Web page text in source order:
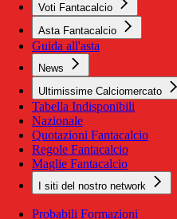
Voti Fantacalcio
Asta Fantacalcio
Guida all'asta
News
Ultimissime Calciomercato
Tabella Indisponibili
Nazionale
Quotazioni Fantacalcio
Regole Fantacalcio
Maglie Fantacalcio
I siti del nostro network
Probabili Formazioni